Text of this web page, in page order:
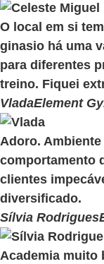
O local em si
ginasio há uma
para diferentes
treino. Fiquei
VladaElement
Adoro.
comportamento
clientes
diversificado.
Sílvia Rodrigues
Academia muito